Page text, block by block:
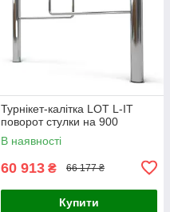
Турнікет-калітка LOT L-IT
поворот стулки на 900
В наявності
60 913 ₴ 66 177 ₴
Купити